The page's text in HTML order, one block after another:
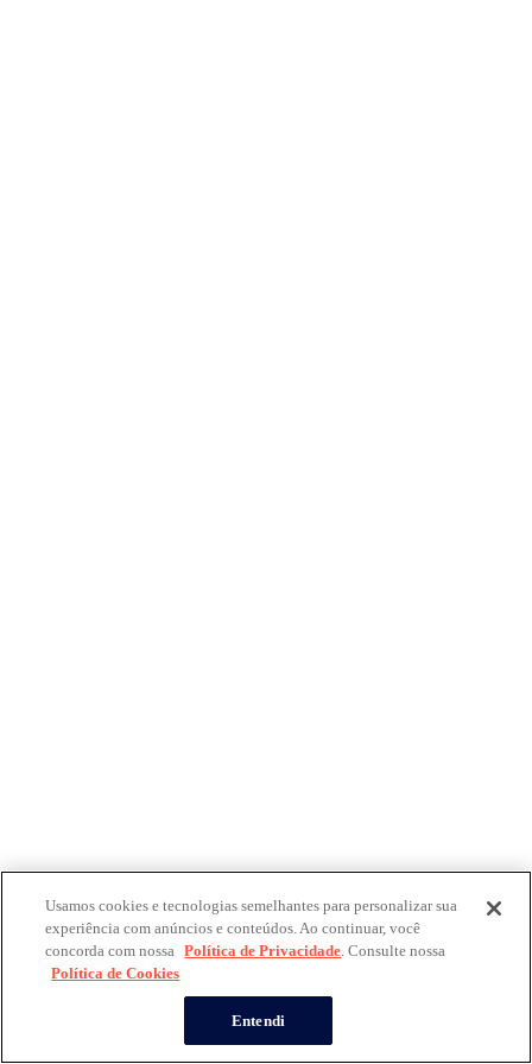
Usamos cookies e tecnologias semelhantes para personalizar sua
experiência com anúncios e conteúdos. Ao continuar, você
concorda com nossa Política de Privacidade. Consulte nossa
Política de Cookies
Entendi